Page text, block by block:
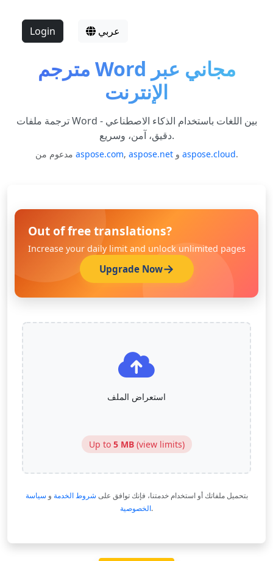
Login عربي
مترجم Word مجاني عبر
الإنترنت
ترجمة ملفات Word بين اللغات باستخدام الذكاء الاصطناعي -
دقيق، آمن، وسريع.
aspose.com, aspose.net aspose.cloud.
Out of free translations?
Increase your daily limit and unlock unlimited pages
Upgrade Now
استعراض الملف
Up to 5 MB(view limits)
بتحميل ملفاتك أو استخدام خدمتنا، فإنك توافق على شروط الخدمة و سياسة
الخصوصية.